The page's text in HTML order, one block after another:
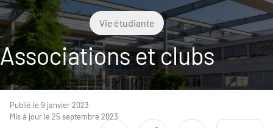
Vie étudiante
Associations et clubs
Publié le 9 janvier 2023
Mis à jour le 25 septembre 2023